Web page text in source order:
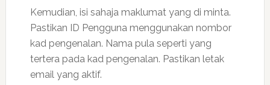
Kemudian, isi sahaja maklumat yang di minta.
Pastikan ID Pengguna menggunakan nombor
kad pengenalan. Nama pula seperti yang
tertera pada kad pengenalan. Pastikan letak
email yang aktif.